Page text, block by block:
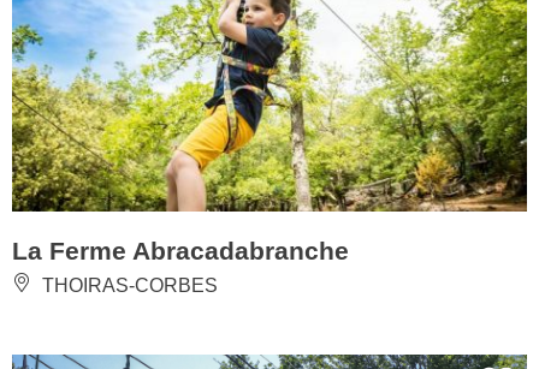
La Ferme Abracadabranche
THOIRAS-CORBES